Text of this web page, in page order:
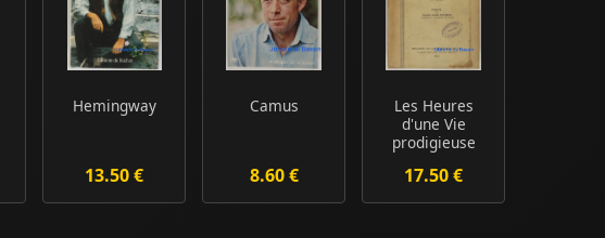
Hemingway
13.50 €
Camus
8.60 €
Les Heures
d'une Vie
prodigieuse
Blondiau ...
17.50 €